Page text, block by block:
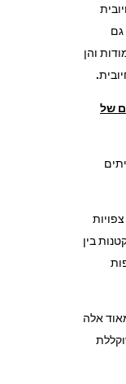
והן
6 חודשים של
והקטנות בין
אלה